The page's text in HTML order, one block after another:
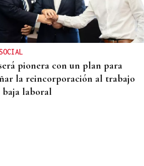
en la colisión entre dos coches
a las termas de Outariz
pionera con un plan para
la reincorporación al trabajo
baja laboral